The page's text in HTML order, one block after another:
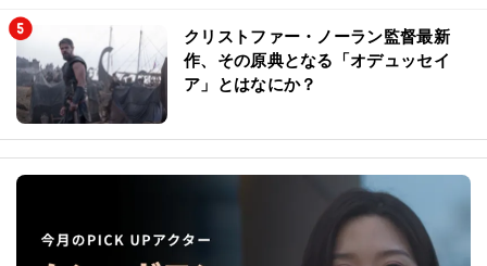
クリストファー・ノーラン監督最新
作、その原典となる「オデュッセイ
ア」とはなにか？